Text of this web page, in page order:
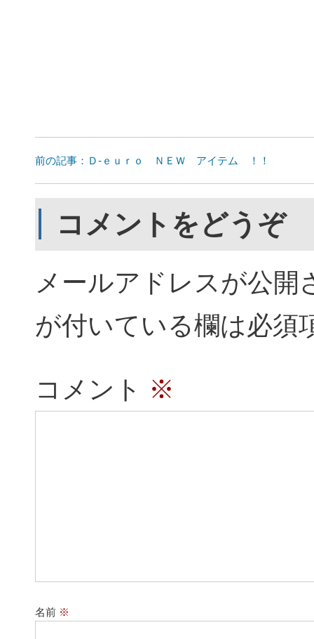
前の記事：Ｄ-ｅｕｒｏ ＮＥＷ アイテム ！！
コメントをどうぞ
メールアドレスが公
が付いている欄は必須
コメント ※
名前 ※